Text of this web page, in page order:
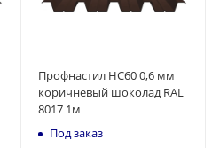
Профнастил НС60 0,6 мм
коричневый шоколад RAL
8017 1м
Под заказ